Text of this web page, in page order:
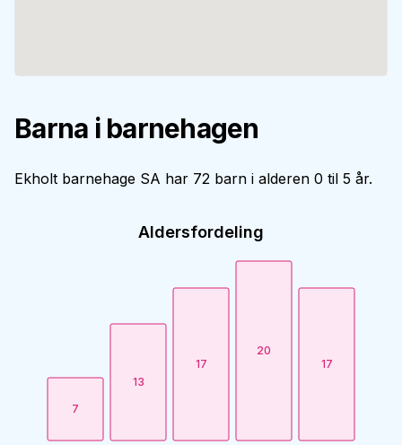
Barna i barnehagen
Ekholt barnehage SA har 72 barn i alderen 0 til 5 år.
Aldersfordeling
7
13
17
20
17